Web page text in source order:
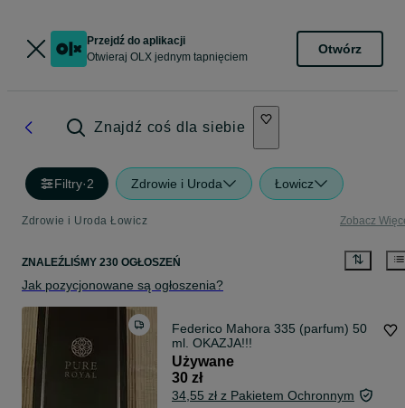
Przejdź do aplikacji
Otwieraj OLX jednym tapnięciem
Otwórz
Znajdź coś dla siebie
Filtry·2 Zdrowie i Uroda Łowicz
Zdrowie i Uroda Łowicz Zobacz
ZNALEŹLIŚMY 230 OGŁOSZEŃ
Jak pozycjonowane są ogłoszenia?
Federico Mahora 335 (parfum) 50
ml. OKAZJA!!!
Używane
30 zł
34,55 zł z Pakietem Ochronnym